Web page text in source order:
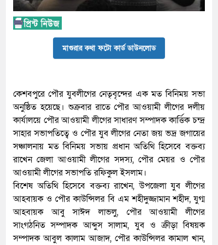
মাগুরার কথা ফটো কার্ড ডাউনলোড
কেশবপুরে পৌর যুবলীগের নেতৃবৃন্দের এক মত বিনিময় সভা
অনুষ্ঠিত হয়েছে। শুক্রবার রাতে পৌর আওয়ামী লীগের দলীয়
কার্যালয়ে পৌর আওয়ামী লীগের সাধারণ সম্পাদক কার্ত্তিক চন্দ্র
সাহার সভাপতিত্বে ও পৌর যুব লীগের নেতা জয় ভদ্র জগায়ের
সঞ্চালনায় মত বিনিময় সভায় প্রধান অতিথি হিসেবে বক্তব্য
রাখেন জেলা আওয়ামী লীগের সদস্য, পৌর মেয়র ও পৌর
আওয়ামী লীগের সভাপতি রফিকুল ইসলাম।
বিশেষ অতিথি হিসেবে বক্তব্য রাখেন, উপজেলা যুব লীগের
আহবায়ক ও পৌর কাউন্সিলর বি এম শহীদুজ্জামান শহীদ, যুগ্ম
আহবায়ক আবু সাঈদ লাভলু, পৌর আওয়ামী লীগের
সাংগঠনিত সম্পাদক আব্দুস সালাম, যুব ও ক্রীড়া বিষয়ক
সম্পাদক আবুল কালাম আজাদ, পৌর কাউন্সিলর কামাল খান,